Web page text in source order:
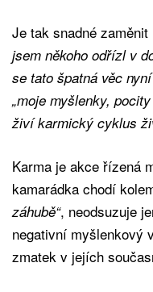
Je tak snadné
jsem někoho odřízl v
se tato špatná věc nyní
„moje myšlenky,
živí karmický cyklus
Karma je akce řízená
kamarádka chodí
záhubě“, neodsuzuje
negativní myšlenkový
zmatek v jejích